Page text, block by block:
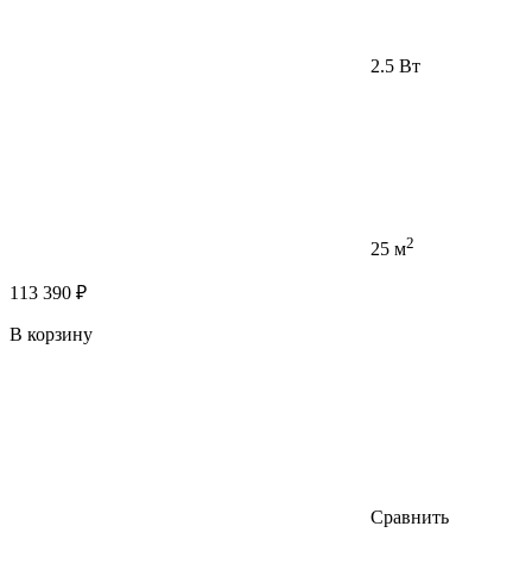
2.5 Вт
25 м2
113 390 ₽
В корзину
Сравнить